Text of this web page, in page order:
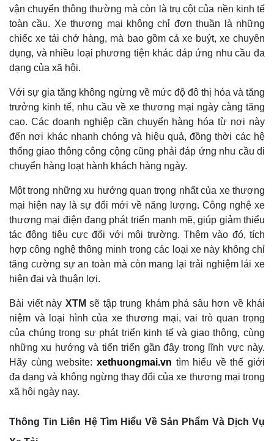
vận chuyển thông thường mà còn là trụ cột của nền kinh tế
toàn cầu. Xe thương mại không chỉ đơn thuần là những
chiếc xe tải chở hàng, mà bao gồm cả xe buýt, xe chuyên
dụng, và nhiều loại phương tiện khác đáp ứng nhu cầu đa
dạng của xã hội.
Với sự gia tăng không ngừng về mức độ đô thị hóa và tăng
trưởng kinh tế, nhu cầu về xe thương mại ngày càng tăng
cao. Các doanh nghiệp cần chuyển hàng hóa từ nơi này
đến nơi khác nhanh chóng và hiệu quả, đồng thời các hệ
thống giao thông công cộng cũng phải đáp ứng nhu cầu di
chuyển hàng loạt hành khách hàng ngày.
Một trong những xu hướng quan trọng nhất của xe thương
mại hiện nay là sự đổi mới về năng lượng. Công nghệ xe
thương mại điện đang phát triển mạnh mẽ, giúp giảm thiểu
tác động tiêu cực đối với môi trường. Thêm vào đó, tích
hợp công nghệ thông minh trong các loại xe này không chỉ
tăng cường sự an toàn mà còn mang lại trải nghiệm lái xe
hiện đại và thuận lợi.
Bài viết này XTM sẽ tập trung khám phá sâu hơn về khái
niệm và loại hình của xe thương mại, vai trò quan trọng
của chúng trong sự phát triển kinh tế và giao thông, cùng
những xu hướng và tiến triển gần đây trong lĩnh vực này.
Hãy cùng website: xethuongmai.vn tìm hiểu về thế giới
đa dạng và không ngừng thay đổi của xe thương mại trong
xã hội ngày nay.
Thông Tin Liên Hệ Tìm Hiểu Về Sản Phẩm Và Dịch Vụ